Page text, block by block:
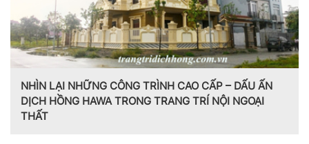
NHÌN LẠI NHỮNG CÔNG TRÌNH CAO CẤP – DẤU ẤN
DỊCH HỒNG HAWA TRONG TRANG TRÍ NỘI NGOẠI
THẤT